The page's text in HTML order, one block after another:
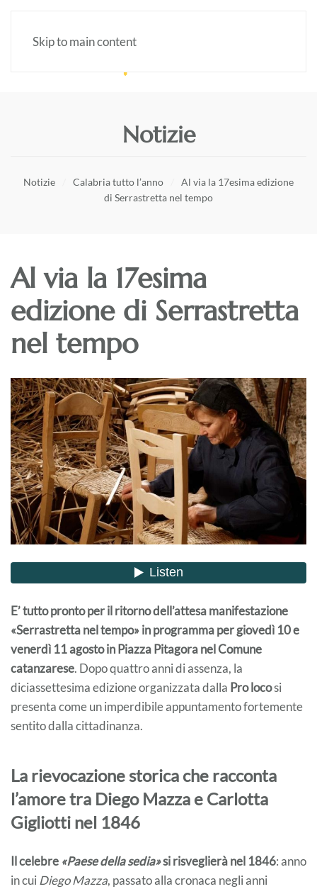
Skip to main content
Notizie
Notizie Calabria tutto l’anno
Al via la 17esima edizione
di Serrastretta nel tempo
Al via la 17esima
edizione di Serrastretta
nel tempo
E’ tutto pronto per il ritorno dell’attesa manifestazione
«Serrastretta nel tempo» in programma per giovedì 10 e
venerdì 11 agosto in Piazza Pitagora nel Comune
catanzarese. Dopo quattro anni di assenza, la
diciassettesima edizione organizzata dalla Pro locosi
presenta come un imperdibile appuntamento fortemente
sentito dalla cittadinanza.
La rievocazione storica che racconta
l’amore tra Diego Mazza e Carlotta
Gigliotti nel 1846
Il celebre «Paese della sedia»si risveglierà nel 1846: anno
in cui Diego Mazza, passato alla cronaca negli anni